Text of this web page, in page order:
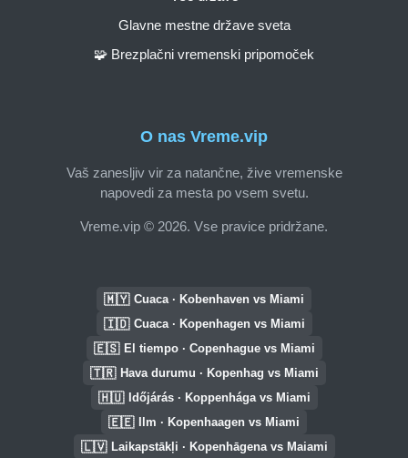
O nas Vreme.vip
Vaš zanesljiv vir za natančne, žive vremenske
napovedi za mesta po vsem svetu.
Vreme.vip © 2026. Vse pravice pridržane.
Glavne mestne države sveta
🧩 Brezplačni vremenski pripomoček
🇲🇾 Cuaca · Kobenhaven vs Miami
🇮🇩 Cuaca · Kopenhagen vs Miami
🇪🇸 El tiempo · Copenhague vs Miami
🇹🇷 Hava durumu · Kopenhag vs Miami
🇭🇺 Időjárás · Koppenhága vs Miami
🇪🇪 Ilm · Kopenhaagen vs Miami
🇱🇻 Laikapstākļi · Kopenhāgena vs Maiami